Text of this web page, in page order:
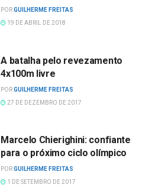
PORGUILHERME FREITAS
19 DE ABRIL DE 2018
A batalha pelo revezamento
4x100m livre
PORGUILHERME FREITAS
27 DE DEZEMBRO DE 2017
Marcelo Chierighini: confiante
para o próximo ciclo olímpico
PORGUILHERME FREITAS
1 DE SETEMBRO DE 2017